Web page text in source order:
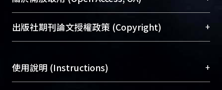
To permanently archive and promote researcher
profiles and scholarly works, Library integrates the
services of “NTU Repository” with “Academic
開放取用是從使用者角度提升資訊取用性的社會運
動，應用在學術研究上是透過將研究著作公開供使
用逐年攀升。同時可加速研究發展、提升研究影響
出版社期刊論文授權政策 (Copyright) +
含部分內容的版權非匯入者所有，或由第三方贊
助與合作完成，請確認該版權所有者及第三方同
使用說明 (Instructions) +